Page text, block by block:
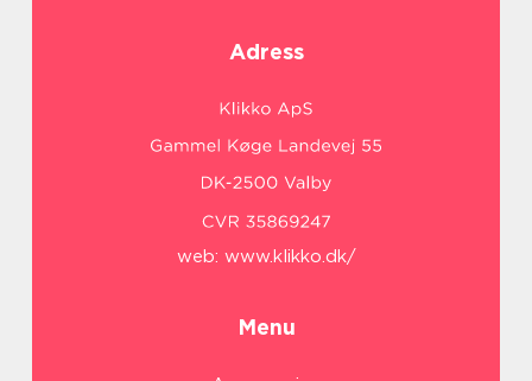
Adress
web: www.klikko.dk/
Menu